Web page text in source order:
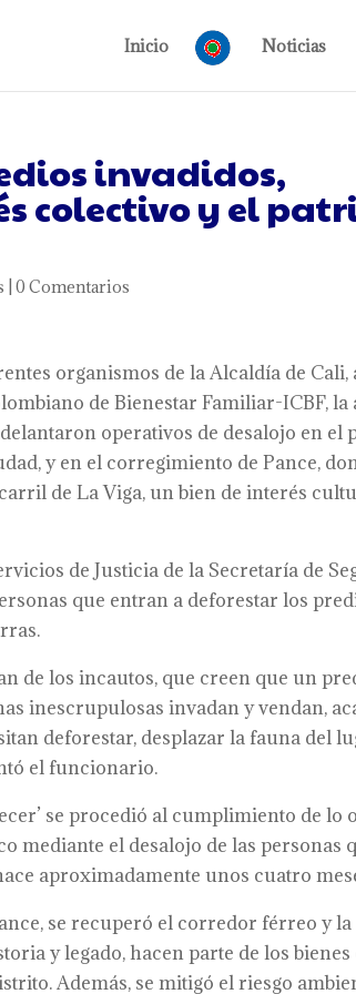
Inicio Noticias
invadidos,
colectivo y el
|0 Comentarios
organismos de la Alcaldía de Cali,
de Bienestar Familiar-ICBF,
operativos de desalojo en el
y en el corregimiento de Pance,
de La Viga, un bien de interés
de Justicia de la Secretaría de
que entran a deforestar los
de los incautos, que creen que un
inescrupulosas invadan y vendan,
deforestar, desplazar la fauna del
el funcionario.
se procedió al cumplimiento de lo
mediante el desalojo de las personas
aproximadamente unos cuatro
se recuperó el corredor férreo y
y legado, hacen parte de los
Además, se mitigó el riesgo